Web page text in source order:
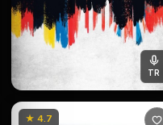
TR
★ 4.7